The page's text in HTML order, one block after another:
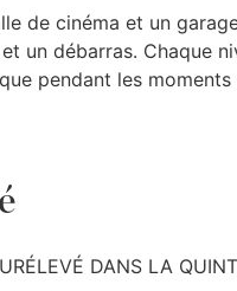
de cinéma et un
un débarras. Chaque
pendant les moments
DANS LA